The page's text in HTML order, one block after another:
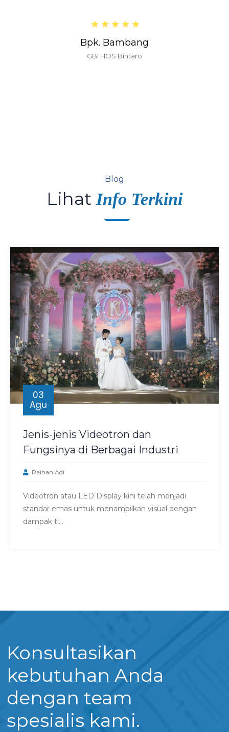
Bpk. Bambang
GBI HOS Bintaro
Blog
LihatInfo Terkini
03
Agu
Jenis-jenis Videotron dan
Fungsinya di Berbagai Industri
Raihan Adi
Videotron atau LED Display kini telah menjadi
standar emas untuk menampilkan visual dengan
dampak ti...
Konsultasikan
kebutuhan Anda
dengan team
spesialis kami.